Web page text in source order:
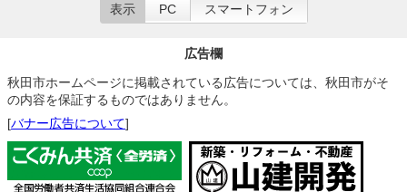
表示 PC スマートフォン
広告欄
秋田市ホームページに掲載されている広告については、秋田市がそ
の内容を保証するものではありません。
[バナー広告について]